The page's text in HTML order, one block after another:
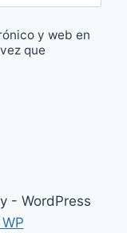
y web en
que
- WordPress